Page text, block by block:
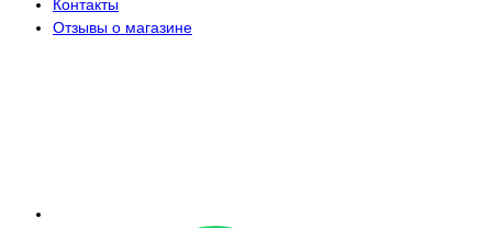
Контакты
Отзывы о магазине